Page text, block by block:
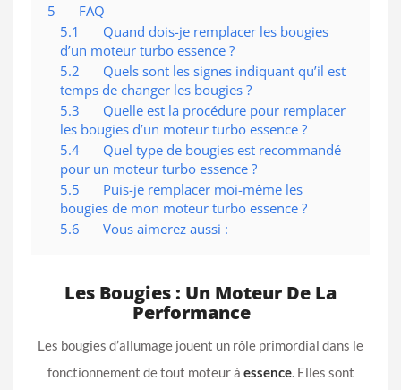
5
FAQ
5.1
Quand dois-je remplacer les bougies
d’un moteur turbo essence ?
5.2
Quels sont les signes indiquant qu’il est
temps de changer les bougies ?
5.3
Quelle est la procédure pour remplacer
les bougies d’un moteur turbo essence ?
5.4
Quel type de bougies est recommandé
pour un moteur turbo essence ?
5.5
Puis-je remplacer moi-même les
bougies de mon moteur turbo essence ?
5.6
Vous aimerez aussi :
Les Bougies : Un Moteur De La
Performance
Les bougies d’allumage jouent un rôle primordial dans le
fonctionnement de tout moteur à essence. Elles sont